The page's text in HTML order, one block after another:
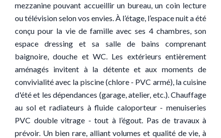
mezzanine pouvant accueillir un bureau, un coin lecture
ou télévision selon vos envies. À l’étage, l’espace nuit a été
conçu pour la vie de famille avec ses 4 chambres, son
espace dressing et sa salle de bains comprenant
baignoire, douche et WC. Les extérieurs entièrement
aménagés invitent à la détente et aux moments de
convivialité avec la piscine (chlore - PVC armé), la cuisine
d'été et les dépendances (garage, atelier, etc.). Chauffage
au sol et radiateurs à fluide caloporteur - menuiseries
PVC double vitrage - tout à l’égout. Pas de travaux à
prévoir. Un bien rare, alliant volumes et qualité de vie, à